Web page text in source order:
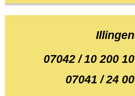
Illingen
07042 / 10 200 10
07041 / 24 00